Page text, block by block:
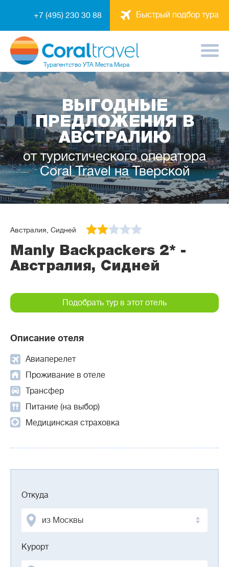
Быстрый подбор тура
+7 (495) 230 30 88
Турагентство УТА Места Мира
ВЫГОДНЫЕ
ПРЕДЛОЖЕНИЯ В
АВСТРАЛИЮ
от туристического оператора
Coral Travel на Тверской
Австралия, Сидней
Manly Backpackers 2* -
Австралия, Сидней
Описание отеля
Авиаперелет
Проживание в отеле
Трансфер
Питание (на выбор)
Медицинская страховка
Подобрать тур в этот отель
Откуда
из Москвы
Курорт